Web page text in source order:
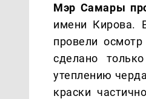
Мэр Самары
имени Кирова.
провели
сделано
утеплению
краски